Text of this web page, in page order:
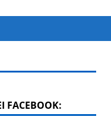
FACEBOOK: